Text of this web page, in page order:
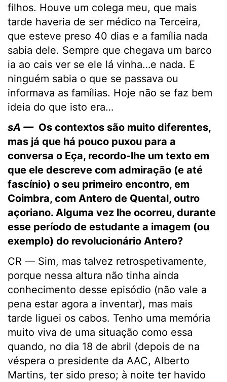
filhos. Houve um colega meu, que mais
tarde haveria de ser médico na Terceira,
que esteve preso 40 dias e a família nada
sabia dele. Sempre que chegava um barco
ia ao cais ver se ele lá vinha…e nada. E
ninguém sabia o que se passava ou
informava as famílias. Hoje não se faz bem
ideia do que isto era…
sA — Os contextos são muito diferentes,
mas já que há pouco puxou para a
conversa o Eça, recordo-lhe um texto em
que ele descreve com admiração (e até
fascínio) o seu primeiro encontro, em
Coimbra, com Antero de Quental, outro
açoriano. Alguma vez lhe ocorreu, durante
esse período de estudante a imagem (ou
exemplo) do revolucionário Antero?
CR — Sim, mas talvez retrospetivamente,
porque nessa altura não tinha ainda
conhecimento desse episódio (não vale a
pena estar agora a inventar), mas mais
tarde liguei os cabos. Tenho uma memória
muito viva de uma situação como essa
quando, no dia 18 de abril (depois de na
véspera o presidente da AAC, Alberto
Martins, ter sido preso; à noite ter havido